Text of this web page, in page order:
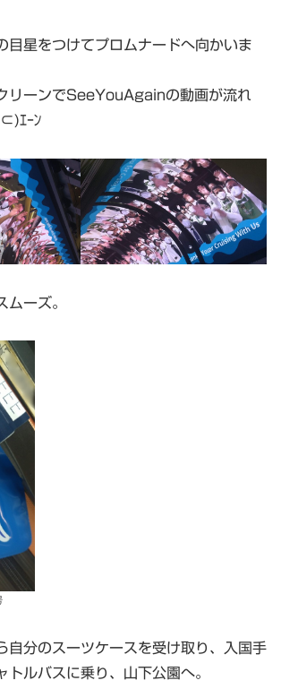
目星をつけてプロムナードへ向かいま
リーンでSeeYouAgainの動画が流れ
ｴｰﾝ
ムーズ。
自分のスーツケースを受け取り、入国手
トルバスに乗り、山下公園へ。